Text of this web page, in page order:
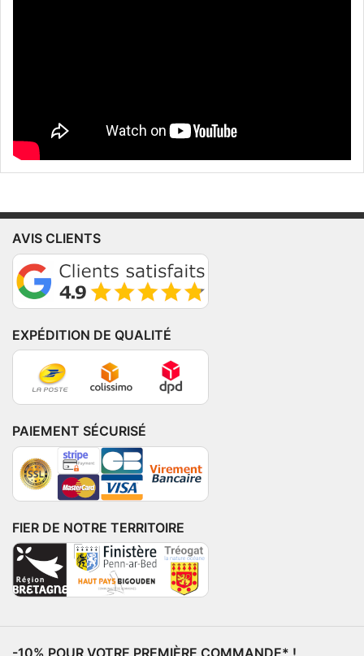
AVIS CLIENTS
EXPÉDITION DE QUALITÉ
PAIEMENT SÉCURISÉ
FIER DE NOTRE TERRITOIRE